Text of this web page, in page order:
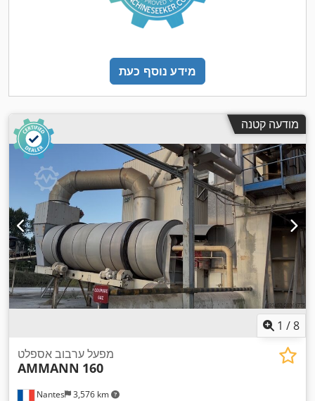
מידע נוסף כעת
מודעה קטנה
1 /8
Nantes 3,576 km
מפעל ערבוב אספלט
AMMANN 160